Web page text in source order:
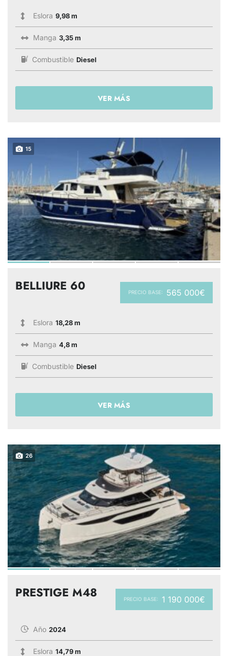
Eslora 9,98 m
Manga 3,35 m
Combustible Diesel
VER MÁS
15
PRECIO BASE: 565 000€
BELLIURE 60
Eslora 18,28 m
Manga 4,8 m
Combustible Diesel
VER MÁS
26
PRECIO BASE: 1 190 000€
PRESTIGE M48
Año 2024
Eslora 14,79 m